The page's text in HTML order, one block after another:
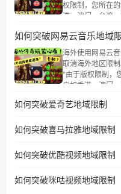
权限制，您所在的地区
港、澳门、台湾
权限制问题，且仅能在
朋友们，使用番
讯视频地区版权
湾、美国、加拿
学、定居等，都
如何突破网易云音乐地域
海外使用网易云
取消海外地区限制。 当在海外打开网易云音乐，却突
“由于版权限制，您
户如香港、澳门
地区及版权限制问
户收听网易云音
工作、留学、定
所困扰。
如何突破爱奇艺地域限制
如何突破喜马拉雅地域限制
如何突破优酷视频地域限制
如何突破咪咕视频地域限制